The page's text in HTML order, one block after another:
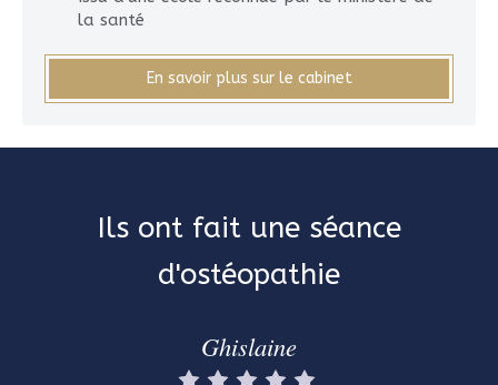
la santé
En savoir plus sur le cabinet
Ils ont fait une séance
d'ostéopathie
Ghislaine